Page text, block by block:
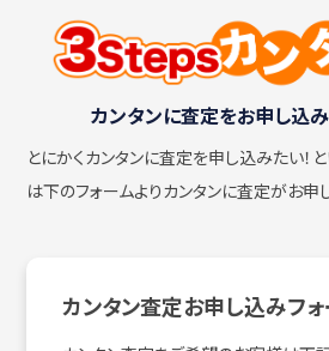
カンタンに査定をお申し込み
とにかくカンタンに査定を申し込みたい！
は下のフォームよりカンタンに査定がお申
カンタン査定お申し込みフ